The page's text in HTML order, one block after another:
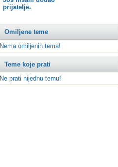
prijatelje.
Omiljene teme
Nema omiljenih tema!
Teme koje prati
Ne prati nijednu temu!